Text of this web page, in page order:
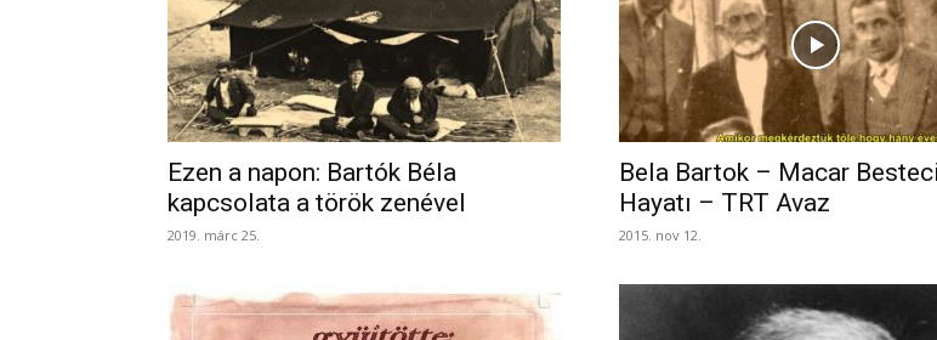
Ezen a napon: Bartók Béla
kapcsolata a török zenével
2019. márc 25.
Bela Bartok – Macar
Hayatı – TRT Avaz
2015. nov 12.